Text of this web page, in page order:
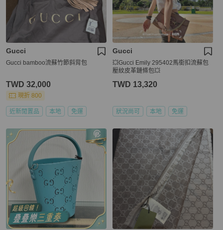
Gucci
Gucci bamboo流蘇竹節斜背包
TWD 32,000
現折 800
近新閒置品 本地 免運
Gucci
💥Gucci Emily 295402馬銜扣流蘇包
壓紋皮革鏈條包💥
TWD 13,320
狀況尚可 本地 免運